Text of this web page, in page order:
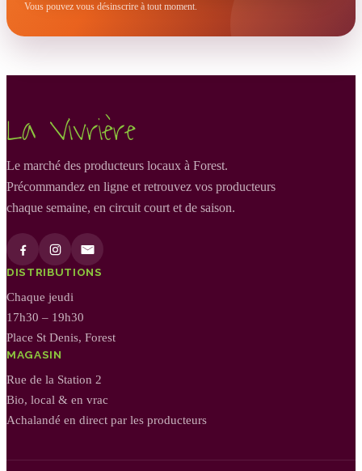
Vous pouvez vous désinscrire à tout moment.
La Vivrière
Le marché des producteurs locaux à Forest.
Précommandez en ligne et retrouvez vos producteurs
chaque semaine, en circuit court et de saison.
DISTRIBUTIONS
Chaque jeudi
17h30 – 19h30
Place St Denis, Forest
MAGASIN
Rue de la Station 2
Bio, local & en vrac
Achalandé en direct par les producteurs